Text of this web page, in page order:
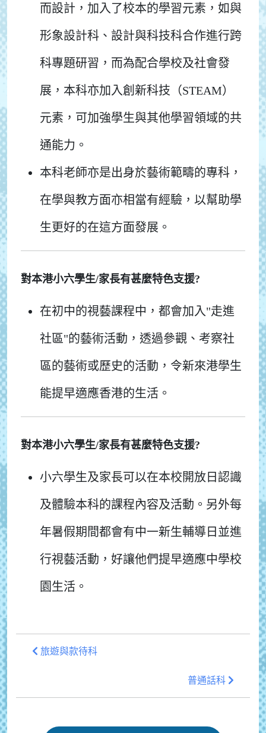
而設計，加入了校本的學習元素，如與
形象設計科、設計與科技科合作進行跨
科專題研習，而為配合學校及社會發
展，本科亦加入創新科技（STEAM）
元素，可加強學生與其他學習領域的共
通能力。
本科老師亦是出身於藝術範疇的專科，
在學與教方面亦相當有經驗，以幫助學
生更好的在這方面發展。
對本港小六學生/家長有甚麼特色支援?
在初中的視藝課程中，都會加入"走進
社區"的藝術活動，透過參觀、考察社
區的藝術或歷史的活動，令新來港學生
能提早適應香港的生活。
對本港小六學生/家長有甚麼特色支援?
小六學生及家長可以在本校開放日認識
及體驗本科的課程內容及活動。另外每
年暑假期間都會有中一新生輔導日並進
行視藝活動，好讓他們提早適應中學校
園生活。
旅遊與款待科
普通話科